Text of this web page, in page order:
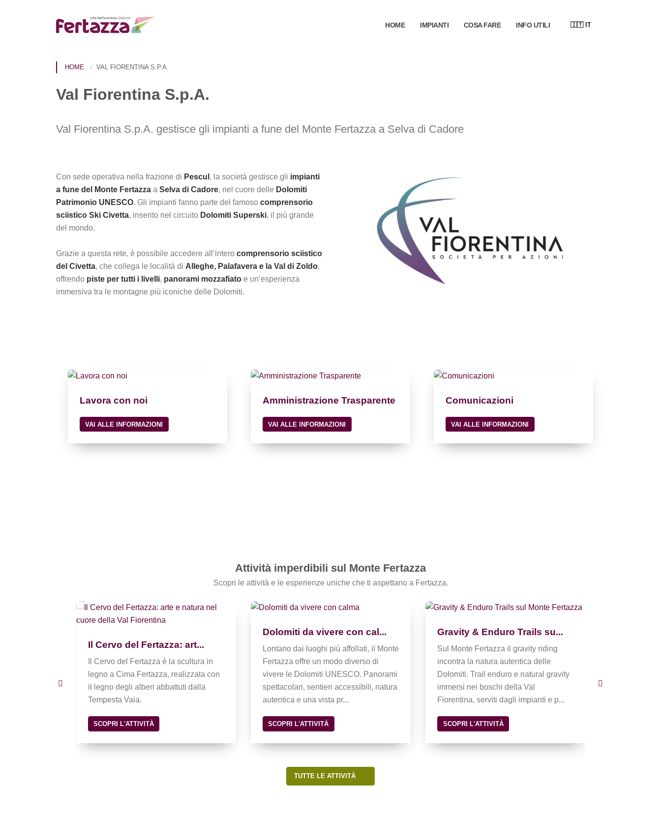
HOME IMPIANTI COSA FARE INFO UTILI 🇮🇹 IT
HOME VAL FIORENTINA S.P.A.
Val Fiorentina S.p.A.
Val Fiorentina S.p.A. gestisce gli impianti a fune del Monte Fertazza a Selva di Cadore
Con sede operativa nella frazione di Pescul , la società gestisce gli impianti
a fune del Monte Fertazza a Selva di Cadore, nel cuore delle Dolomiti
Patrimonio UNESCO. Gli impianti fanno parte del famoso comprensorio
sciistico Ski Civetta, inserito nel circuito Dolomiti Superski, il più grande
del mondo.
Grazie a questa rete, è possibile accedere all’intero comprensorio sciistico
del Civetta, che collega le località di Alleghe, Palafavera e la Val di Zoldo,
offrendo piste per tutti i livelli, panorami mozzafiato e un’esperienza
immersiva tra le montagne più iconiche delle Dolomiti.
Lavora con noi
VAI ALLE INFORMAZIONI
Amministrazione Trasparente
VAI ALLE INFORMAZIONI
Comunicazioni
VAI ALLE INFORMAZIONI
Attività imperdibili sul Monte Fertazza
Scopri le attività e le esperienze uniche che ti aspettano a Fertazza.
Il Cervo del Fertazza: art...
Il Cervo del Fertazza è la scultura in
legno a Cima Fertazza, realizzata con
il legno degli alberi abbattuti dalla
Tempesta Vaia.
SCOPRI L'ATTIVITÀ
Dolomiti da vivere con cal...
Lontano dai luoghi più affollati, il Monte
Fertazza offre un modo diverso di
vivere le Dolomiti UNESCO. Panorami
spettacolari, sentieri accessibili, natura
autentica e una vista pr...
SCOPRI L'ATTIVITÀ
Gravity & Enduro Trails su...
Sul Monte Fertazza il gravity riding
incontra la natura autentica delle
Dolomiti. Trail enduro e natural gravity
immersi nei boschi della Val
Fiorentina, serviti dagli impianti e p...
SCOPRI L'ATTIVITÀ
TUTTE LE ATTIVITÀ